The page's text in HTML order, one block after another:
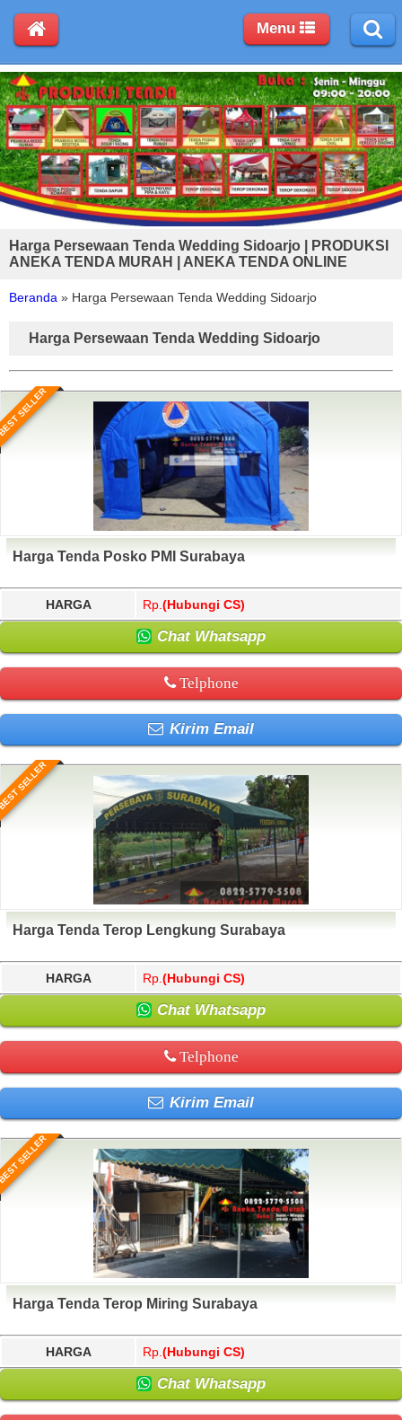
Harga Persewaan Tenda Wedding Sidoarjo | PRODUKSI
ANEKA TENDA MURAH | ANEKA TENDA ONLINE
Beranda » Harga Persewaan Tenda Wedding Sidoarjo
Harga Persewaan Tenda Wedding Sidoarjo
SELLER
Harga Tenda Posko PMI Surabaya
HARGA Rp. (Hubungi CS)
Chat Whatsapp
Telphone
Kirim Email
SELLER
Harga Tenda Terop Lengkung Surabaya
HARGA Rp. (Hubungi CS)
Chat Whatsapp
Telphone
Kirim Email
SELLER
Harga Tenda Terop Miring Surabaya
HARGA Rp. (Hubungi CS)
Chat Whatsapp
Menu